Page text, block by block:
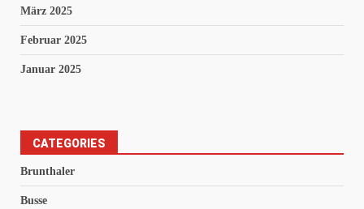
März 2025
Februar 2025
Januar 2025
CATEGORIES
Brunthaler
Busse